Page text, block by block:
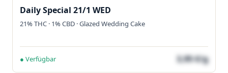
Daily Special 21/1 WED
21% THC · 1% CBD · Glazed Wedding Cake
● Verfügbar 3,95 €/g